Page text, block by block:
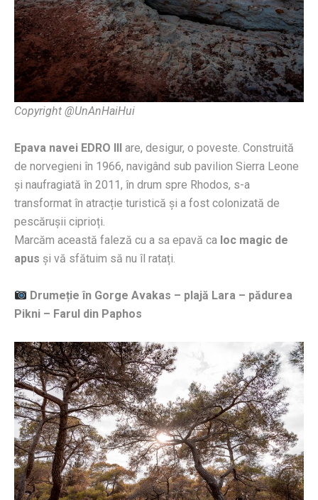
Copyright @UnAnHaiHui
Epava navei EDRO III are, desigur, o poveste. Construită
de norvegieni în 1966, navigând sub pavilion Sierra Leone
și naufragiată în 2011, în drum spre Rhodos, s-a
transformat în atracție turistică și a fost colonizată de
pescărușii ciprioți.
Marcăm această faleză cu a sa epavă ca loc magic de
apus și vă sfătuim să nu îl ratați.
Drumeție în Gorge Avakas – plajă Lara – pădurea
Pikni – Farul din Paphos